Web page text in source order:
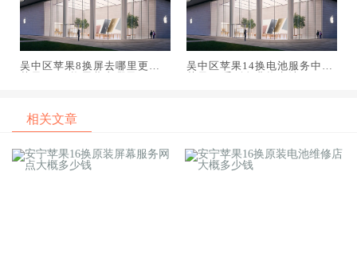
吴中区苹果8换屏去哪里更换,
吴中区苹果14换电池服务中心,
相关文章